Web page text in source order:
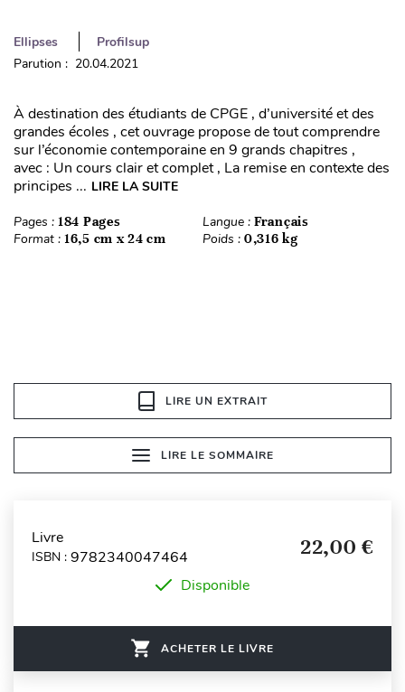
Ellipses
Profilsup
Parution : 20.04.2021
À destination des étudiants de CPGE , d’université et des
grandes écoles , cet ouvrage propose de tout comprendre
sur l’économie contemporaine en 9 grands chapitres ,
avec : Un cours clair et complet , La remise en contexte des
principes ... LIRE LA SUITE
Pages : 184 Pages Langue : Français
Format : 16,5 cm x 24 cm Poids : 0,316 kg
LIRE UN EXTRAIT
LIRE LE SOMMAIRE
Livre
ISBN : 9782340047464 22,00 €
Disponible
ACHETER LE LIVRE